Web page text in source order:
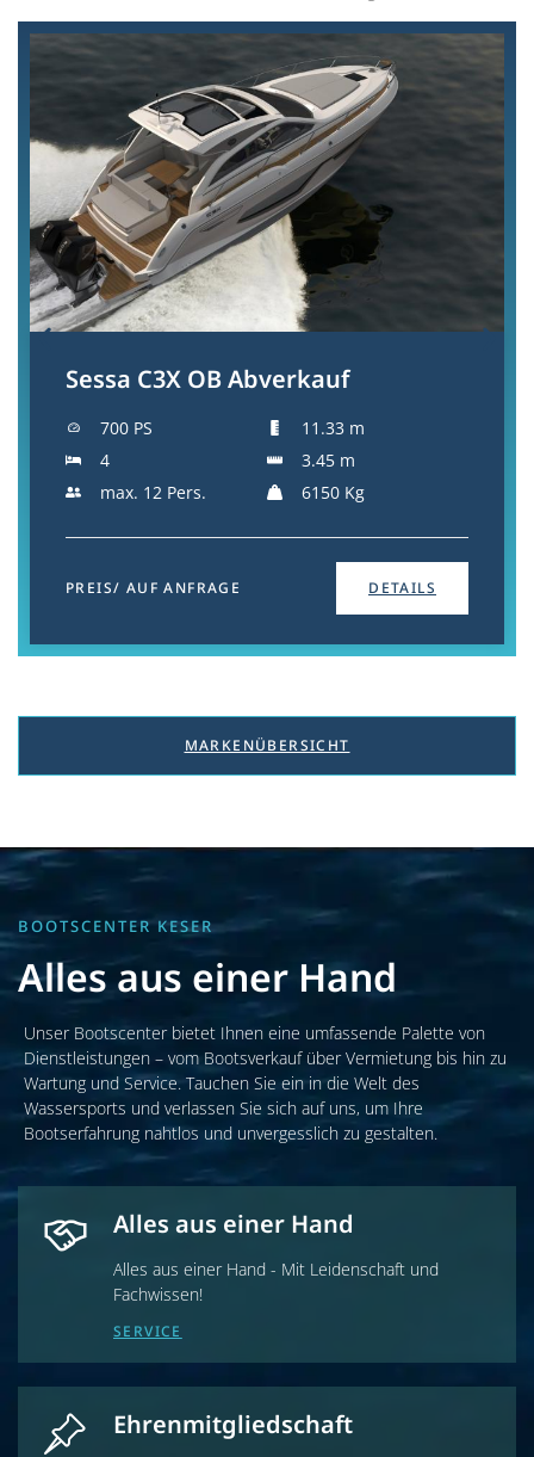
Sessa C3X OB Abverkauf
700 PS
4
max. 12 Pers.
11.33 m
3.45 m
6150 Kg
PREIS/ AUF ANFRAGE DETAILS
MARKENÜBERSICHT
BOOTSCENTER KESER
Alles aus einer Hand
Unser Bootscenter bietet Ihnen eine umfassende Palette von
Dienstleistungen – vom Bootsverkauf über Vermietung bis hin zu
Wartung und Service. Tauchen Sie ein in die Welt des
Wassersports und verlassen Sie sich auf uns, um Ihre
Bootserfahrung nahtlos und unvergesslich zu gestalten.
Alles aus einer Hand
Alles aus einer Hand - Mit Leidenschaft und
Fachwissen!
SERVICE
Ehrenmitgliedschaft